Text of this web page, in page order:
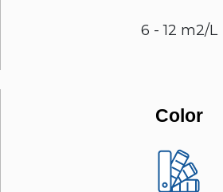
6 - 12 m2/L
Color